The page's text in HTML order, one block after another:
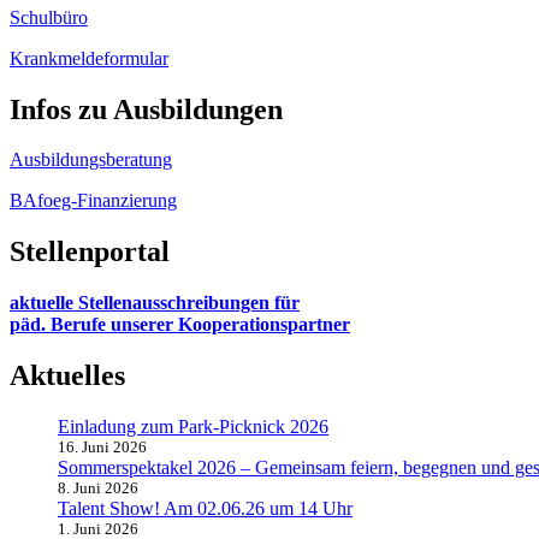
Schulbüro
Krankmeldeformular
Infos zu Ausbildungen
Ausbildungsberatung
BAfoeg-Finanzierung
Stellenportal
aktuelle Stellenausschreibungen für
päd. Berufe unserer Kooperationspartner
Aktuelles
Einladung zum Park-Picknick 2026
16. Juni 2026
Sommerspektakel 2026 – Gemeinsam feiern, begegnen und
8. Juni 2026
Talent Show! Am 02.06.26 um 14 Uhr
1. Juni 2026